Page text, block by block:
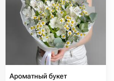
Ароматный букет